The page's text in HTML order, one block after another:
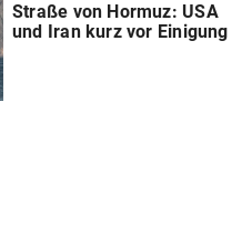
Straße von Hormuz: USA
und Iran kurz vor Einigung